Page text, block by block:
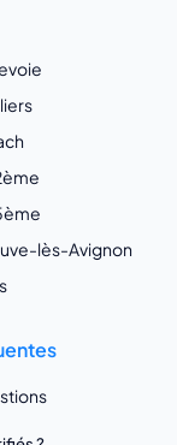
lès-Avignon